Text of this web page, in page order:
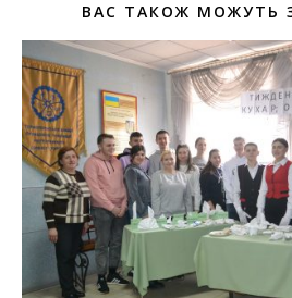
ВАС ТАКОЖ МОЖУТЬ